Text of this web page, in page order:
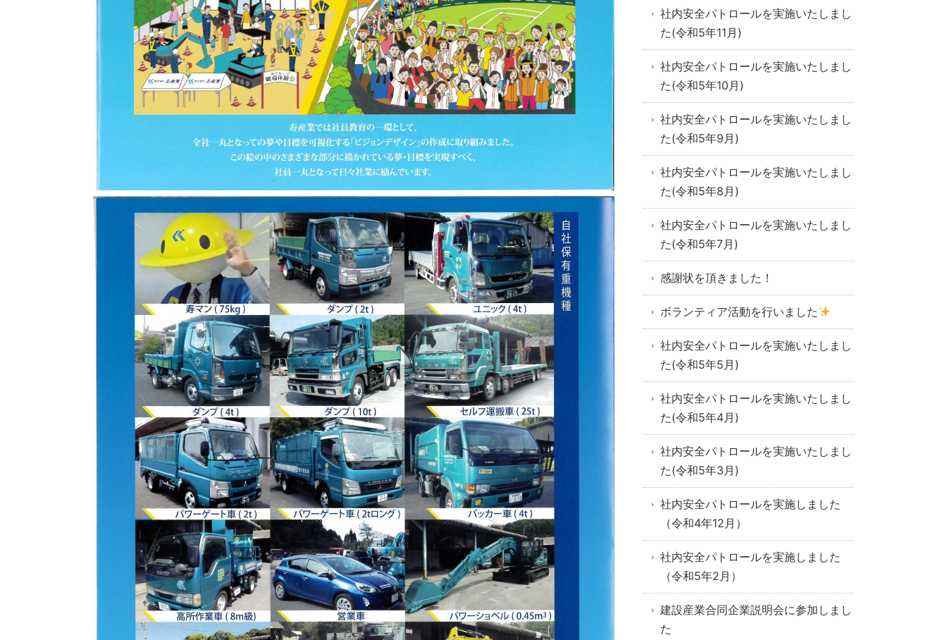
社内安全パトロールを実施いたしまし
た(令和5年11月)
社内安全パトロールを実施いたしまし
た(令和5年10月)
社内安全パトロールを実施いたしまし
た(令和5年9月)
社内安全パトロールを実施いたしまし
た(令和5年8月)
社内安全パトロールを実施いたしまし
た(令和5年7月)
感謝状を頂きました！
ボランティア活動を行いました
社内安全パトロールを実施いたしまし
た(令和5年5月)
社内安全パトロールを実施いたしまし
た(令和5年4月)
社内安全パトロールを実施いたしまし
た(令和5年3月)
社内安全パトロールを実施しました
（令和4年12月）
社内安全パトロールを実施しました
（令和5年2月）
建設産業合同企業説明会に参加しまし
た